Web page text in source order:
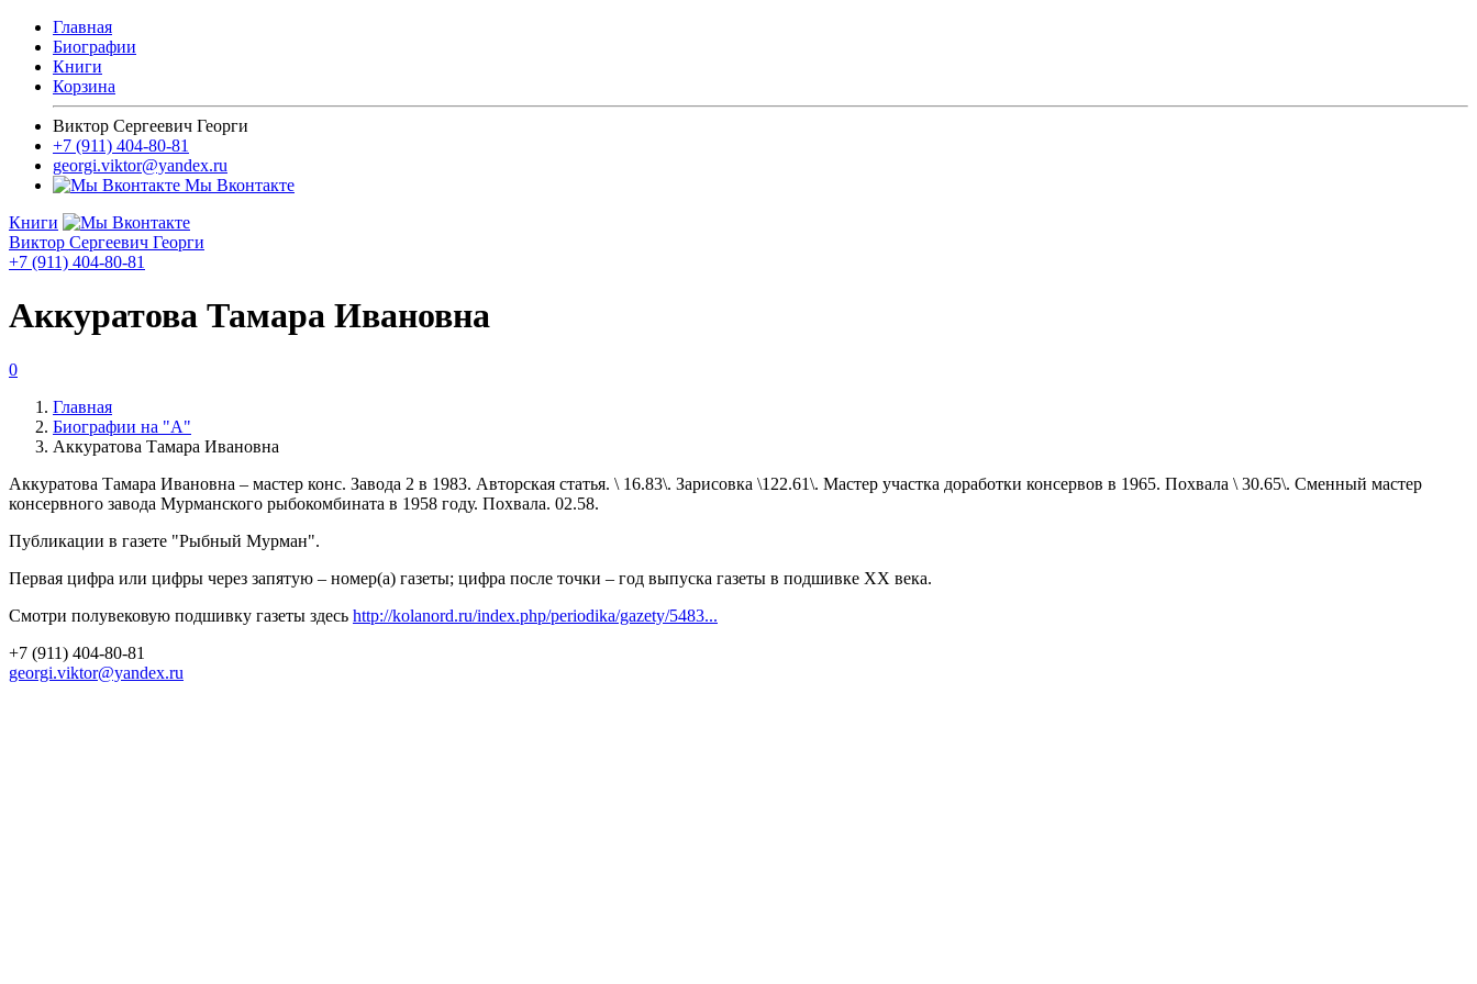
Главная
Биографии
Книги
Корзина
Виктор Сергеевич Георги
+7 (911) 404-80-81
georgi.viktor@yandex.ru
Мы Вконтакте
Книги
Виктор Сергеевич Георги
+7 (911) 404-80-81
Аккуратова Тамара Ивановна
0
Главная
Биографии на "А"
Аккуратова Тамара Ивановна
Аккуратова Тамара Ивановна – мастер конс. Завода 2 в 1983. Авторская статья. \ 16.83\. Зарисовка \122.61\. Мастер участка доработки консервов в 1965. Похвала \ 30.65\. Сменный мастер
консервного завода Мурманского рыбокомбината в 1958 году. Похвала. 02.58.
Публикации в газете "Рыбный Мурман".
Первая цифра или цифры через запятую – номер(а) газеты; цифра после точки – год выпуска газеты в подшивке ХХ века.
Смотри полувековую подшивку газеты здесь http://kolanord.ru/index.php/periodika/gazety/5483...
+7 (911) 404-80-81
georgi.viktor@yandex.ru